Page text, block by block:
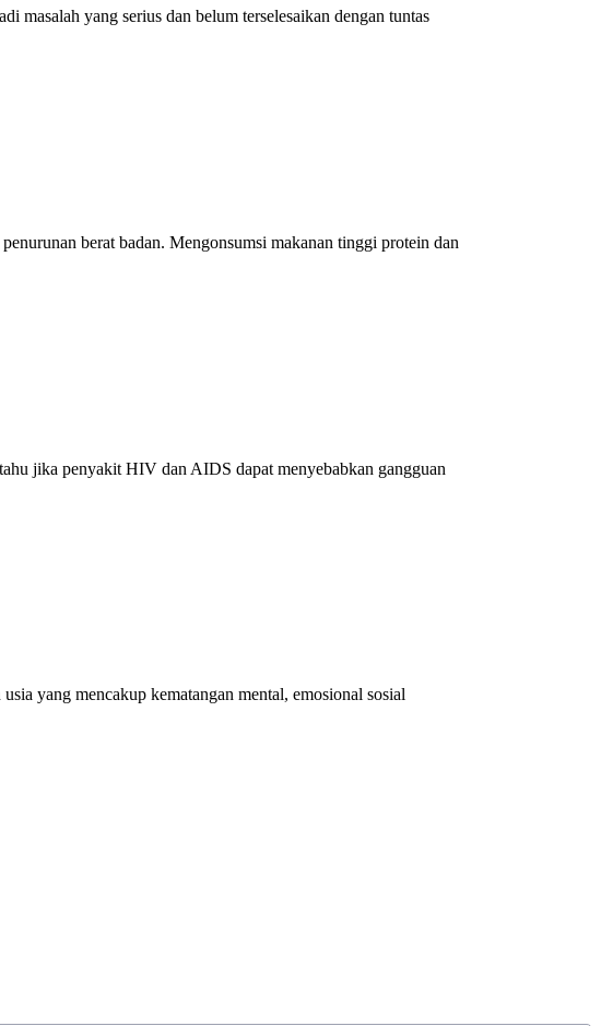
yang serius dan belum terselesaikan dengan tuntas
berat badan. Mengonsumsi makanan tinggi protein dan
jika penyakit HIV dan AIDS dapat menyebabkan gangguan
yang mencakup kematangan mental, emosional sosial